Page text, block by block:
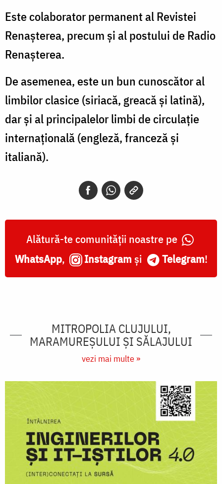
Este colaborator permanent al Revistei
Renașterea, precum și al postului de Radio
Renașterea.
De asemenea, este un bun cunoscător al
limbilor clasice (siriacă, greacă și latină),
dar şi al principalelor limbi de circulaţie
internaţională (engleză, franceză și
italiană).
Alătură-te comunității noastre pe
WhatsApp, Instagram și Telegram!
MITROPOLIA CLUJULUI,
MARAMUREŞULUI ŞI SĂLAJULUI
vezi mai multe »